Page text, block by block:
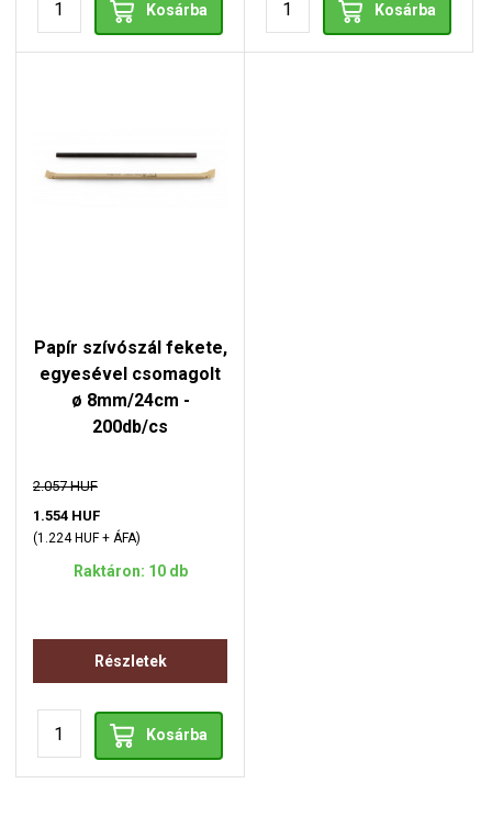
Kosárba Kosárba
Papír szívószál fekete,
egyesével csomagolt
ø 8mm/24cm -
200db/cs
2.057 HUF
1.554 HUF
(1.224 HUF + ÁFA)
Raktáron: 10 db
Részletek
Kosárba